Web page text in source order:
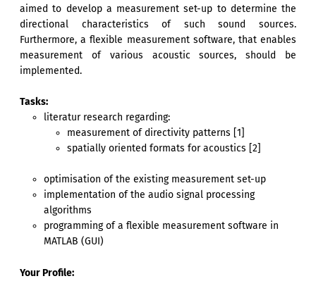
aimed to develop a measurement set-up to determine the
directional characteristics of such sound sources.
Furthermore, a flexible measurement software, that enables
measurement of various acoustic sources, should be
implemented.
Tasks:
literatur research regarding:
measurement of directivity patterns [1]
spatially oriented formats for acoustics [2]
optimisation of the existing measurement set-up
implementation of the audio signal processing
algorithms
programming of a flexible measurement software in
MATLAB (GUI)
Your Profile: